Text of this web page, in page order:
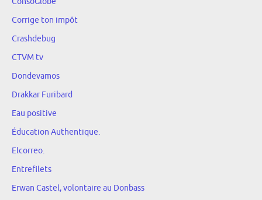
Corrige ton impôt
Crashdebug
CTVM tv
Dondevamos
Drakkar Furibard
Eau positive
Éducation Authentique.
Elcorreo.
Entrefilets
Erwan Castel, volontaire au Donbass